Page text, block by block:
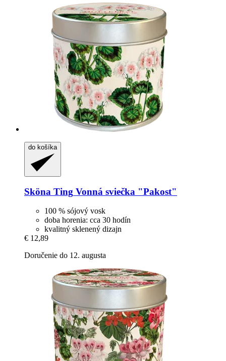
do košíka
Sköna Ting Vonná sviečka "Pakost"
100 % sójový vosk
doba horenia: cca 30 hodín
kvalitný sklenený dizajn
€ 12,89
Doručenie do 12. augusta